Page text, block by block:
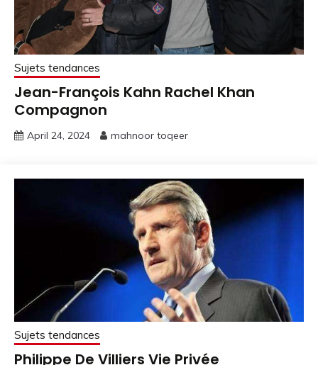
Sujets tendances
Jean-François Kahn Rachel Khan
Compagnon
April 24, 2024 mahnoor toqeer
Sujets tendances
Philippe De Villiers Vie Privée